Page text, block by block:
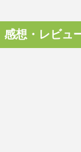
感想・レビュ